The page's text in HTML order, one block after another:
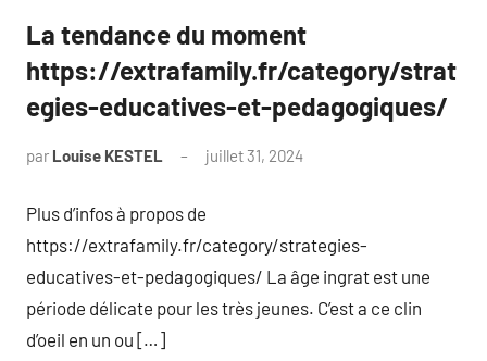
La tendance du moment
https://extrafamily.fr/category/strat
egies-educatives-et-pedagogiques/
par Louise KESTEL juillet 31, 2024
Plus d’infos à propos de
https://extrafamily.fr/category/strategies-
educatives-et-pedagogiques/ La âge ingrat est une
période délicate pour les très jeunes. C’est a ce clin
d’oeil en un ou […]